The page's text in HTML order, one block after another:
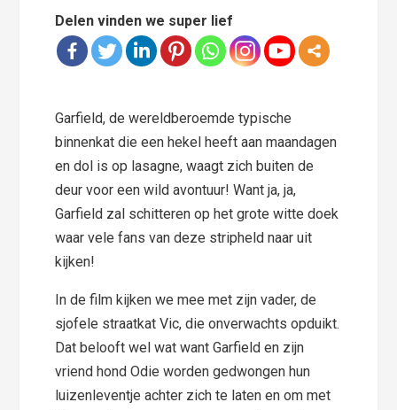
Delen vinden we super lief
Garfield, de wereldberoemde typische
binnenkat die een hekel heeft aan maandagen
en dol is op lasagne, waagt zich buiten de
deur voor een wild avontuur! Want ja, ja,
Garfield zal schitteren op het grote witte doek
waar vele fans van deze stripheld naar uit
kijken!
In de film kijken we mee met zijn vader, de
sjofele straatkat Vic, die onverwachts opduikt.
Dat belooft wel wat want Garfield en zijn
vriend hond Odie worden gedwongen hun
luizenleventje achter zich te laten en om met